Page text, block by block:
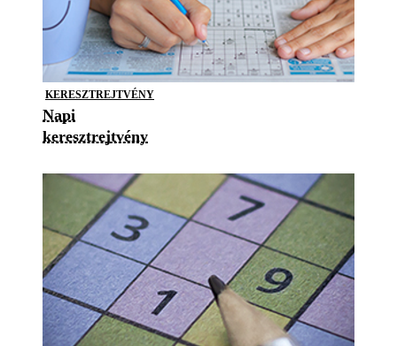
KERESZTREJTVÉNY
Napi
keresztrejtvény